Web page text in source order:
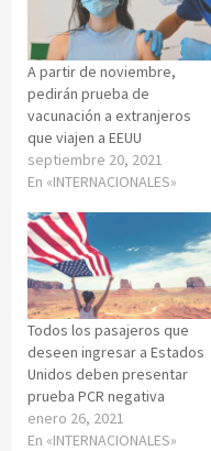
A partir de noviembre,
pedirán prueba de
vacunación a extranjeros
que viajen a EEUU
septiembre 20, 2021
En «INTERNACIONALES»
Todos los pasajeros que
deseen ingresar a Estados
Unidos deben presentar
prueba PCR negativa
enero 26, 2021
En «INTERNACIONALES»